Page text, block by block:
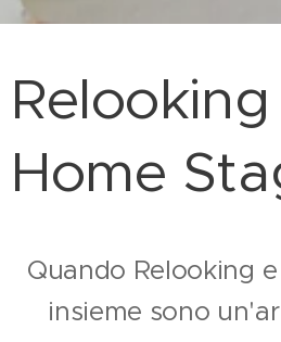
Home
Quando Relooking
insieme sono